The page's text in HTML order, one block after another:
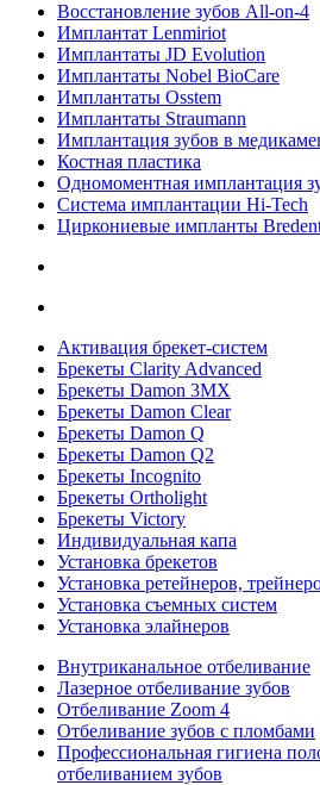
Восстановление зубов All‑on‑4
Имплантат Lenmiriot
Имплантаты JD Evolution
Имплантаты Nobel BioСare
Имплантаты Osstem
Имплантаты Straumann
Имплантация зубов в
Костная пластика
Одномоментная имплантация
Система имплантации Hi-Tech
Циркониевые импланты
Активация брекет-систем
Брекеты Clarity Advanced
Брекеты Damon 3MX
Брекеты Damon Clear
Брекеты Damon Q
Брекеты Damon Q2
Брекеты Incognito
Брекеты Ortholight
Брекеты Victory
Индивидуальная капа
Установка брекетов
Установка ретейнеров,
Установка съемных систем
Установка элайнеров
Внутриканальное отбеливание
Лазерное отбеливание зубов
Отбеливание Zoom 4
Отбеливание зубов с пломбами
Профессиональная гигиена
отбеливанием зубов